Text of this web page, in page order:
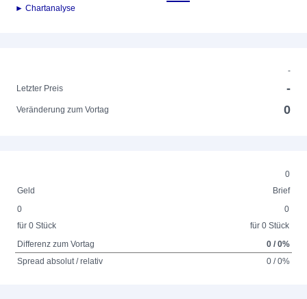
► Chartanalyse
-
Letzter Preis
-
Veränderung zum Vortag 0
0
Geld
Brief
0
für 0 Stück
0
für 0 Stück
Differenz zum Vortag
0 / 0%
Spread absolut / relativ
0 / 0%